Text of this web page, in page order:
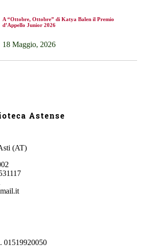
A “Ottobre, Ottobre” di Katya Balen il Premio
d’Appello Junior 2026
18 Maggio, 2026
Astense
(AT)
01519920050